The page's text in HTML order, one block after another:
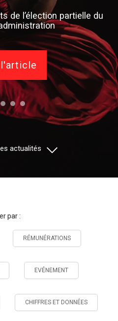
de l’élection partielle du
actualités
par :
RÉMUNÉRATIONS
EVÉNEMENT
CHIFFRES ET DONNÉES